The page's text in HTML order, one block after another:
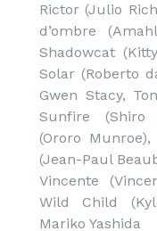
Rictor (Julio
d’ombre
Shadowcat
Solar (Roberto
Gwen Stacy,
Sunfire (Shiro
(Ororo
(Jean-Paul
Vincente
Wild Child
Mariko Yashida